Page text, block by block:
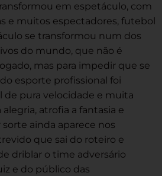
em espetáculo, com
e muitos espectadores, futebol
se transformou num dos
do mundo, que não é
mas para impedir que se
esporte profissional foi
pura velocidade e muita
atrofia a fantasia e
sorte ainda aparece nos
que sai do roteiro e
driblar o time adversário
e do público das